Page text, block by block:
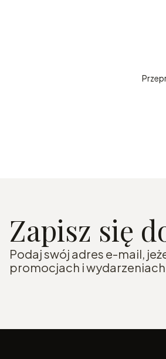
Zapisz się
Podaj swój adres e-mail,
promocjach i wydarzeniach